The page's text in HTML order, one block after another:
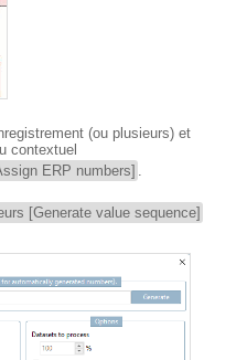
(ou plusieurs) et
contextuel
ERP numbers]
[Generate value sequence]